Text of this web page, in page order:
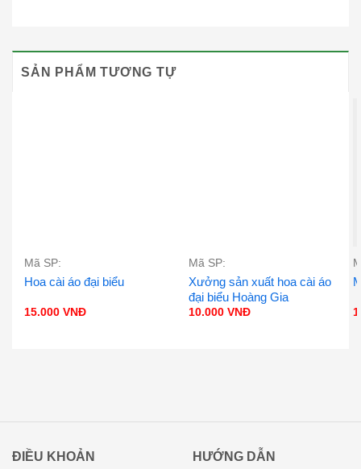
SẢN PHẨM TƯƠNG TỰ
Mã SP:
Hoa cài áo đại biểu
15.000 VNĐ
Mã SP:
Xưởng sản xuất hoa cài áo
đại biểu Hoàng Gia
10.000 VNĐ
ĐIỀU KHOẢN HƯỚNG DẪN